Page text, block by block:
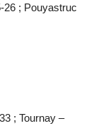
26 ; Pouyastruc
; Tournay –